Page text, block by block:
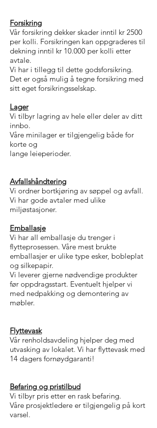
Forsikring
Vår forsikring dekker skader inntil kr 2500
per kolli. Forsikringen kan oppgraderes til
dekning inntil kr 10.000 per kolli etter
avtale.
Vi har i tillegg til dette godsforsikring.
Det er også mulig å tegne forsikring med
sitt eget forsikringsselskap.
Lager
Vi tilbyr lagring av hele eller deler av ditt
innbo.
Våre minilager er tilgjengelig både for
korte og
lange leieperioder.
Avfallshåndtering
Vi ordner bortkjøring av søppel og avfall.
Vi har gode avtaler med ulike
miljøstasjoner.
Emballasje
Vi har all emballasje du trenger i
flytteprosessen. Våre mest brukte
emballasjer er ulike type esker, bobleplat
og silkepapir.
Vi leverer gjerne nødvendige produkter
før oppdragsstart. Eventuelt hjelper vi
med nedpakking og demontering av
møbler.
Flyttevask
Vår renholdsavdeling hjelper deg med
utvasking av lokalet. Vi har flyttevask med
14 dagers fornøydgaranti!
Befaring og pristilbud
Vi tilbyr pris etter en rask befaring.
Våre prosjektledere er tilgjengelig på kort
varsel.